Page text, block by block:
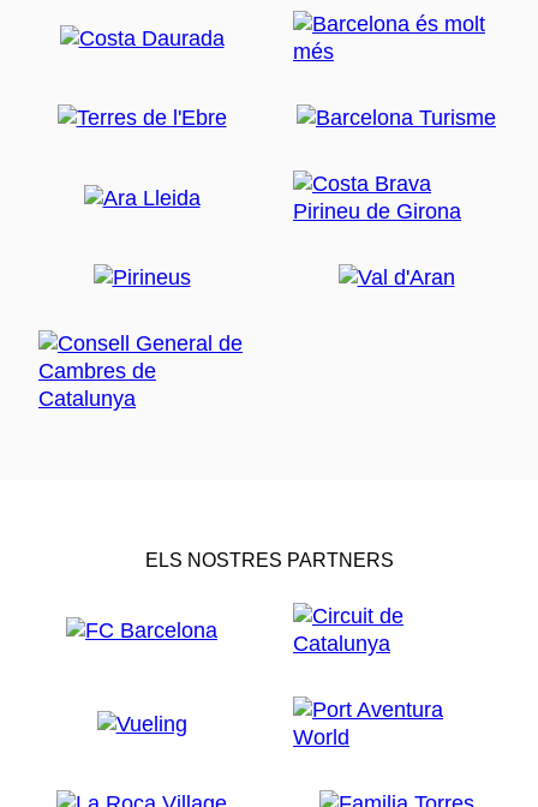
ELS NOSTRES PARTNERS